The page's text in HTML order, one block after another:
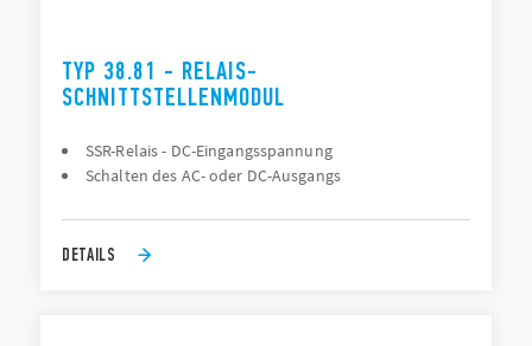
TYP 38.81 - RELAIS-
SCHNITTSTELLENMODUL
SSR-Relais - DC-Eingangsspannung
Schalten des AC- oder DC-Ausgangs
DETAILS